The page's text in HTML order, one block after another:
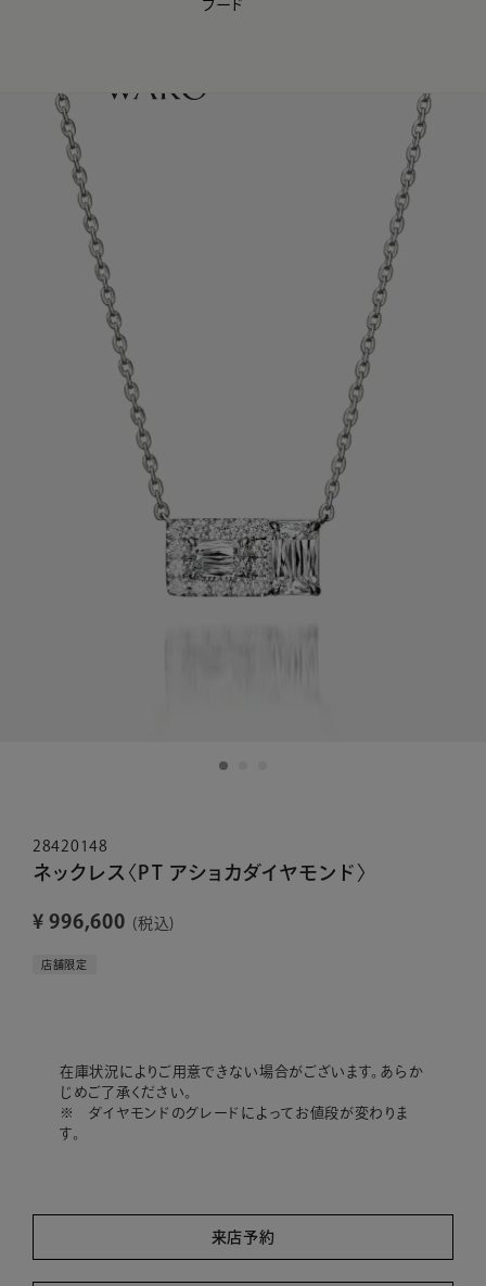
【会員様限定】夏のプレゼントキャンペーン開催中
フード
28420148
ネックレス〈PT アショカダイヤモンド〉
¥ 996,600 税込
店舗限定
在庫状況によりご用意できない場合がございます。あらか
じめご了承ください。
※ ダイヤモンドのグレードによってお値段が変わりま
す。
来店予約